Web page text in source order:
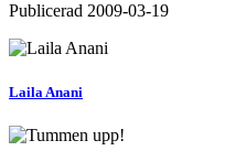
Publicerad 2009-03-19
Laila Anani